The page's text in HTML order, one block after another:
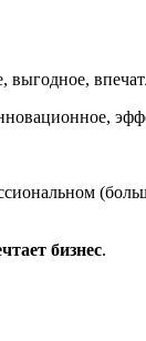
выгодное,
бизнес.